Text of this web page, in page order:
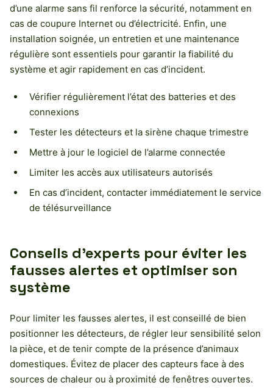
d’une alarme sans fil renforce la sécurité, notamment en
cas de coupure Internet ou d’électricité. Enfin, une
installation soignée, un entretien et une maintenance
régulière sont essentiels pour garantir la fiabilité du
système et agir rapidement en cas d’incident.
Vérifier régulièrement l’état des batteries et des
connexions
Tester les détecteurs et la sirène chaque trimestre
Mettre à jour le logiciel de l’alarme connectée
Limiter les accès aux utilisateurs autorisés
En cas d’incident, contacter immédiatement le service
de télésurveillance
Conseils d’experts pour éviter les
fausses alertes et optimiser son
système
Pour limiter les fausses alertes, il est conseillé de bien
positionner les détecteurs, de régler leur sensibilité selon
la pièce, et de tenir compte de la présence d’animaux
domestiques. Évitez de placer des capteurs face à des
sources de chaleur ou à proximité de fenêtres ouvertes.